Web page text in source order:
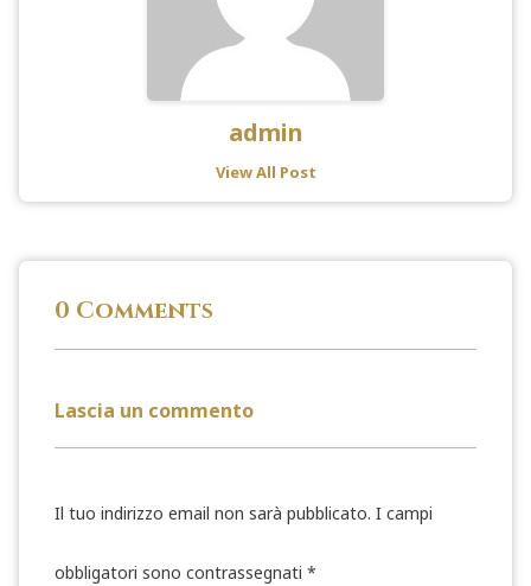
admin
View All Post
0 Comments
Lascia un commento
Il tuo indirizzo email non sarà pubblicato. I campi
obbligatori sono contrassegnati *